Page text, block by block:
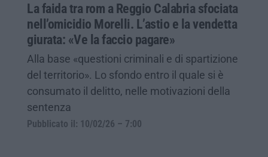
La faida tra rom a Reggio Calabria sfociata
nell’omicidio Morelli. L’astio e la vendetta
giurata: «Ve la faccio pagare»
Alla base «questioni criminali e di spartizione
del territorio». Lo sfondo entro il quale si è
consumato il delitto, nelle motivazioni della
sentenza
Pubblicato il: 10/02/26 – 7:00